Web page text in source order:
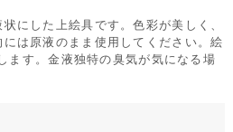
にした上絵具です。色彩が美しく、
は原液のまま使用してください。絵
す。金液独特の臭気が気になる場